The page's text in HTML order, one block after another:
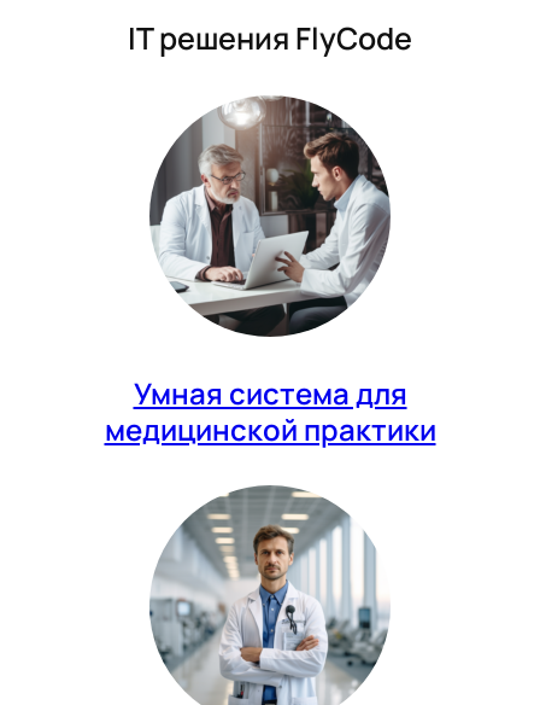
IT решения FlyCode
Умная система для
медицинской практики